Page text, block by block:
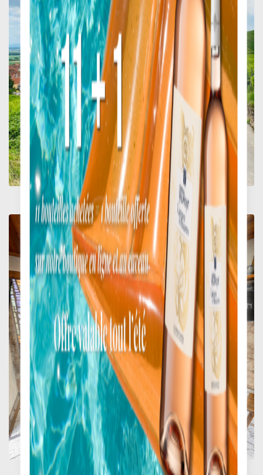
BALADE EN GYROPODE
SEGWAY
VISITE ET DÉGUSTATION